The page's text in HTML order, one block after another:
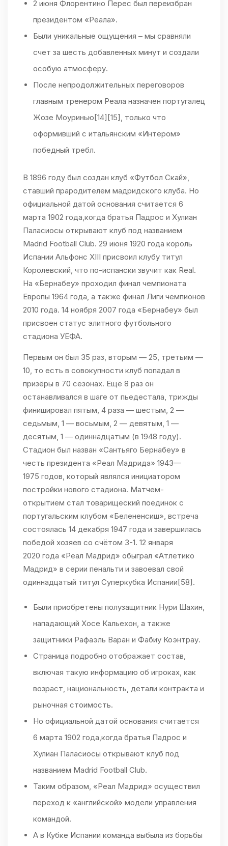
2 июня Флорентино Перес был переизбран
президентом «Реала».
Были уникальные ощущения – мы сравняли
счет за шесть добавленных минут и создали
особую атмосферу.
После непродолжительных переговоров
главным тренером Реала назначен португалец
Жозе Моуринью[14][15], только что
оформивший с итальянским «Интером»
победный требл.
В 1896 году был создан клуб «Футбол Скай»,
ставший прародителем мадридского клуба. Но
официальной датой основания считается 6
марта 1902 года,когда братья Падрос и Хулиан
Паласиосы открывают клуб под названием
Madrid Football Club. 29 июня 1920 года король
Испании Альфонс XIII присвоил клубу титул
Королевский, что по-испански звучит как Real.
На «Бернабеу» проходил финал чемпионата
Европы 1964 года, а также финал Лиги чемпионов
2010 года. 14 ноября 2007 года «Бернабеу» был
присвоен статус элитного футбольного
стадиона УЕФА.
Первым он был 35 раз, вторым — 25, третьим —
10, то есть в совокупности клуб попадал в
призёры в 70 сезонах. Ещё 8 раз он
останавливался в шаге от пьедестала, трижды
финишировал пятым, 4 раза — шестым, 2 —
седьмым, 1 — восьмым, 2 — девятым, 1 —
десятым, 1 — одиннадцатым (в 1948 году).
Стадион был назван «Сантьяго Бернабеу» в
честь президента «Реал Мадрида» 1943—
1975 годов, который являлся инициатором
постройки нового стадиона. Матчем-
открытием стал товарищеский поединок с
португальским клубом «Белененсиш», встреча
состоялась 14 декабря 1947 года и завершилась
победой хозяев со счётом 3-1. 12 января
2020 года «Реал Мадрид» обыграл «Атлетико
Мадрид» в серии пенальти и завоевал свой
одиннадцатый титул Суперкубка Испании[58].
Были приобретены полузащитник Нури Шахин,
нападающий Хосе Кальехон, а также
защитники Рафаэль Варан и Фабиу Коэнтрау.
Страница подробно отображает состав,
включая такую информацию об игроках, как
возраст, национальность, детали контракта и
рыночная стоимость.
Но официальной датой основания считается
6 марта 1902 года,когда братья Падрос и
Хулиан Паласиосы открывают клуб под
названием Madrid Football Club.
Таким образом, «Реал Мадрид» осуществил
переход к «английской» модели управления
командой.
А в Кубке Испании команда выбыла из борьбы